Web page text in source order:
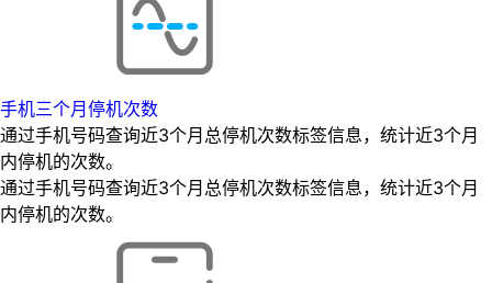
手机三个月停机次数
通过手机号码查询近3个月总停机次数标签信息，统计近3个月
内停机的次数。
通过手机号码查询近3个月总停机次数标签信息，统计近3个月
内停机的次数。